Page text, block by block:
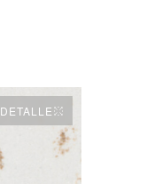
DETALLE